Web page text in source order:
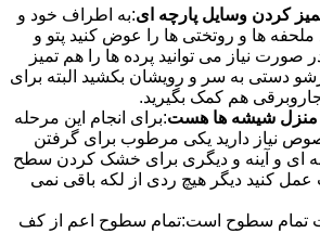
کردن وسایل پارچه ای:به اطراف خود و
ملحفه ها و روتختی ها را عوض کنید پتو و
صورت نیاز می توانید پرده ها را هم تمیز
دستی به سر و رویشان بکشید البته برای
هم کمک بگیرید.
منزل شیشه ها هست:برای انجام این مرحله
نیاز دارید یکی مرطوب برای گرفتن
و آینه و دیگری برای خشک کردن سطح
عمل کنید دیگر هیچ ردی از لکه باقی نمی
تمام سطوح است:تمام سطوح اعم از کف